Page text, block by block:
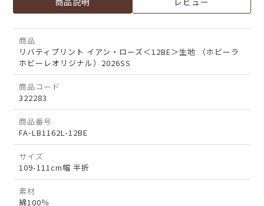
商品
リバティプリント イアン・ローズ＜12BE＞生地 （ホビーラ
ホビーレオリジナル）2026SS
商品コード
322283
商品番号
FA-LB1162L-12BE
サイズ
109-111cm幅 半折
素材
綿100％